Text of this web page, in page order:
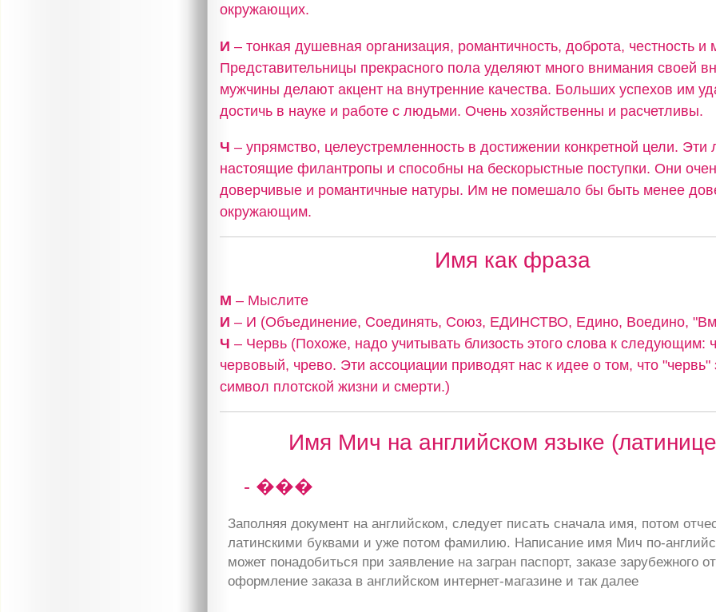
окружающих.
И – тонкая душевная организация, романтичность, доброта, честность
Представительницы прекрасного пола уделяют много внимания своей
мужчины делают акцент на внутренние качества. Больших успехов им
достичь в науке и работе с людьми. Очень хозяйственны и расчетливы.
Ч – упрямство, целеустремленность в достижении конкретной цели.
настоящие филантропы и способны на бескорыстные поступки. Они
доверчивые и романтичные натуры. Им не помешало бы быть менее
окружающим.
Имя как фраза
М – Мыслите
И – И (Объединение, Соединять, Союз, ЕДИНСТВО, Едино, Воедино,
Ч – Червь (Похоже, надо учитывать близость этого слова к следующим:
червовый, чрево. Эти ассоциации приводят нас к идее о том, что "червь"
символ плотской жизни и смерти.)
Имя Мич на английском языке
- ���
Заполняя документ на английском, следует писать сначала имя, потом
латинскими буквами и уже потом фамилию. Написание имя Мич по-
может понадобиться при заявление на загран паспорт, заказе зарубежного
оформление заказа в английском интернет-магазине и так далее